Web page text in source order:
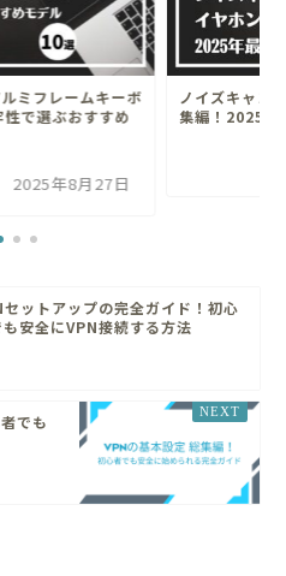
ミフレームキーボ
で選ぶおすすめ
2025年8月27日
ノイズキャン
集編！2025年
セットアップの完全ガイド！初心
も安全にVPN接続する方法
でも